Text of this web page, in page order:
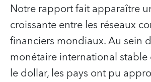
Notre rapport fait apparaître
croissante entre les réseaux
financiers mondiaux. Au sein
monétaire international stable
le dollar, les pays ont pu